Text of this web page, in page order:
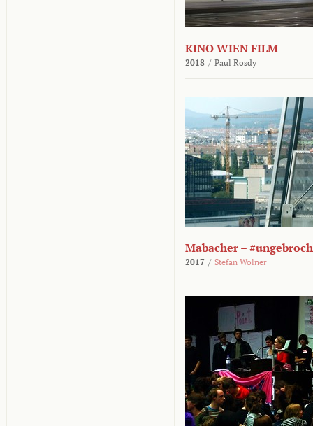
KINO WIEN FILM
2018 / Paul Rosdy
Mabacher –
2017 / Stefan Wolner